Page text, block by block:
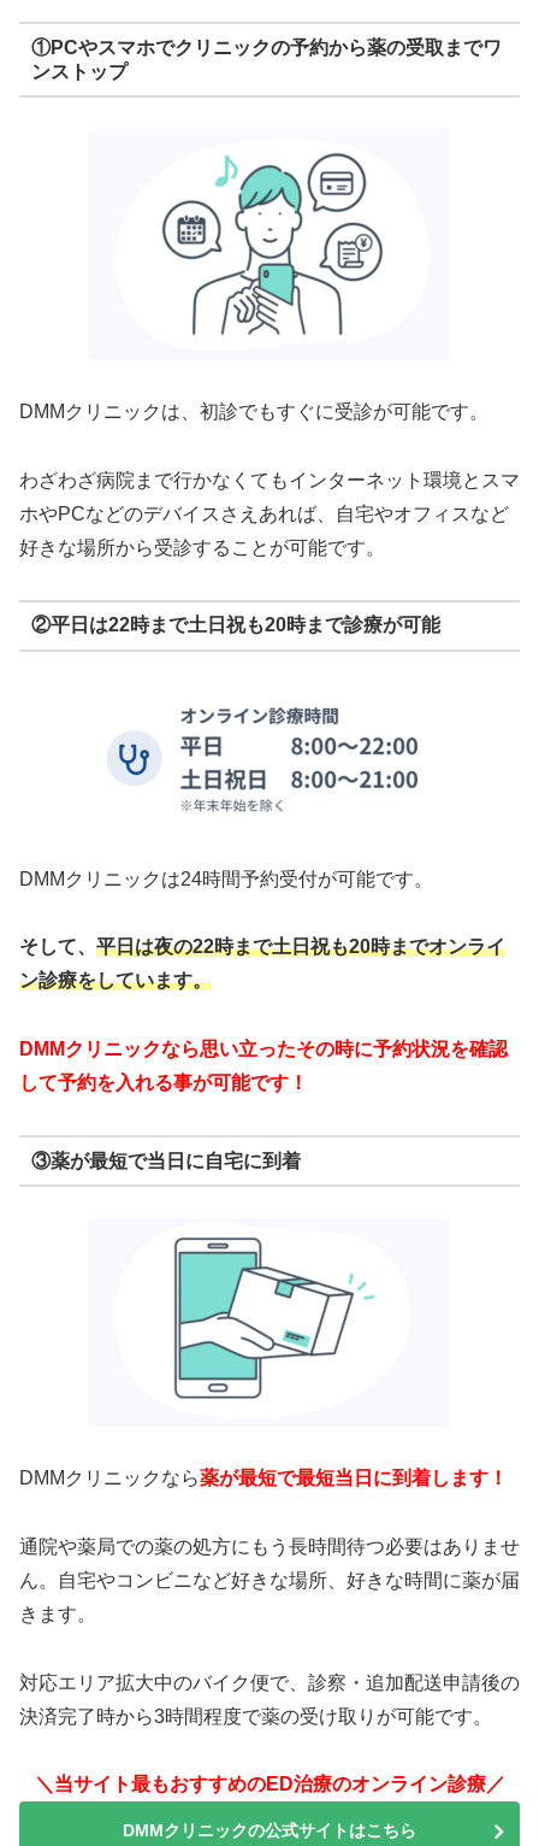
①PCやスマホでクリニックの予約から薬の受取までワ
ンストップ
DMMクリニックは、初診でもすぐに受診が可能です。
わざわざ病院まで行かなくてもインターネット環境とスマ
ホやPCなどのデバイスさえあれば、自宅やオフィスなど
好きな場所から受診することが可能です。
②平日は22時まで土日祝も20時まで診療が可能
DMMクリニックは24時間予約受付が可能です。
そして、 平日は夜の22時まで土日祝も20時までオンライ
ン診療をしています。
DMMクリニックなら思い立ったその時に予約状況を確認
して予約を入れる事が可能です！
③薬が最短で当日に自宅に到着
DMMクリニックなら薬が最短で最短当日に到着します！
通院や薬局での薬の処方にもう長時間待つ必要はありませ
ん。自宅やコンビニなど好きな場所、好きな時間に薬が届
きます。
対応エリア拡大中のバイク便で、診察・追加配送申請後の
決済完了時から3時間程度で薬の受け取りが可能です。
＼当サイト最もおすすめのED治療のオンライン診療／
DMMクリニックの公式サイトはこちら